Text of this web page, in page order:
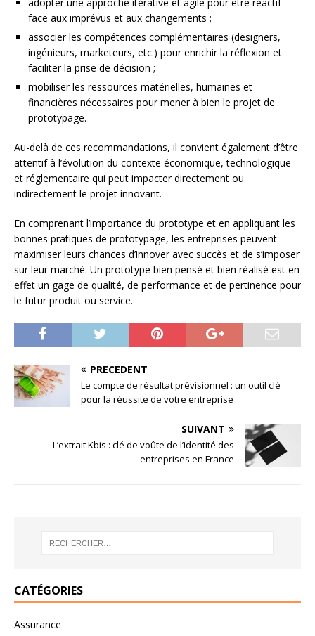
face aux imprévus et aux changements ;
associer les compétences complémentaires (designers,
ingénieurs, marketeurs, etc.) pour enrichir la réflexion et
faciliter la prise de décision ;
mobiliser les ressources matérielles, humaines et
financières nécessaires pour mener à bien le projet de
prototypage.
Au-delà de ces recommandations, il convient également d’être
attentif à l’évolution du contexte économique, technologique
et réglementaire qui peut impacter directement ou
indirectement le projet innovant.
En comprenant l’importance du prototype et en appliquant les
bonnes pratiques de prototypage, les entreprises peuvent
maximiser leurs chances d’innover avec succès et de s’imposer
sur leur marché. Un prototype bien pensé et bien réalisé est en
effet un gage de qualité, de performance et de pertinence pour
le futur produit ou service.
PRÉCÉDENT
Le compte de résultat prévisionnel : un outil clé
pour la réussite de votre entreprise
SUIVANT
L’extrait Kbis : clé de voûte de l’identité des
entreprises en France
CATÉGORIES
Assurance